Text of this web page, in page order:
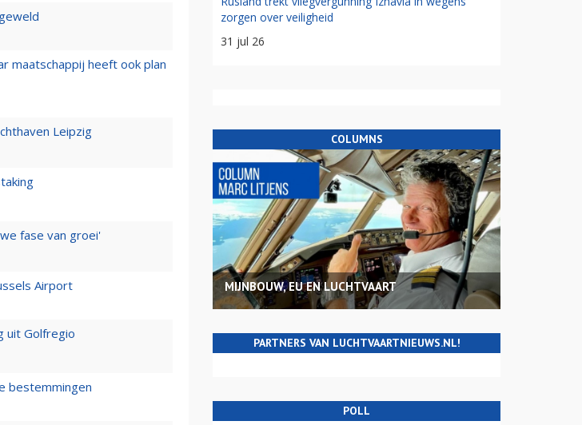
maatschappij heeft ook plan
Leipzig
fase van groei'
Airport
uit Golfregio
bestemmingen
zorgen over veiligheid
31 jul 26
COLUMNS
MIJNBOUW, EU EN LUCHTVAART
PARTNERS VAN LUCHTVAARTNIEUWS.NL!
POLL